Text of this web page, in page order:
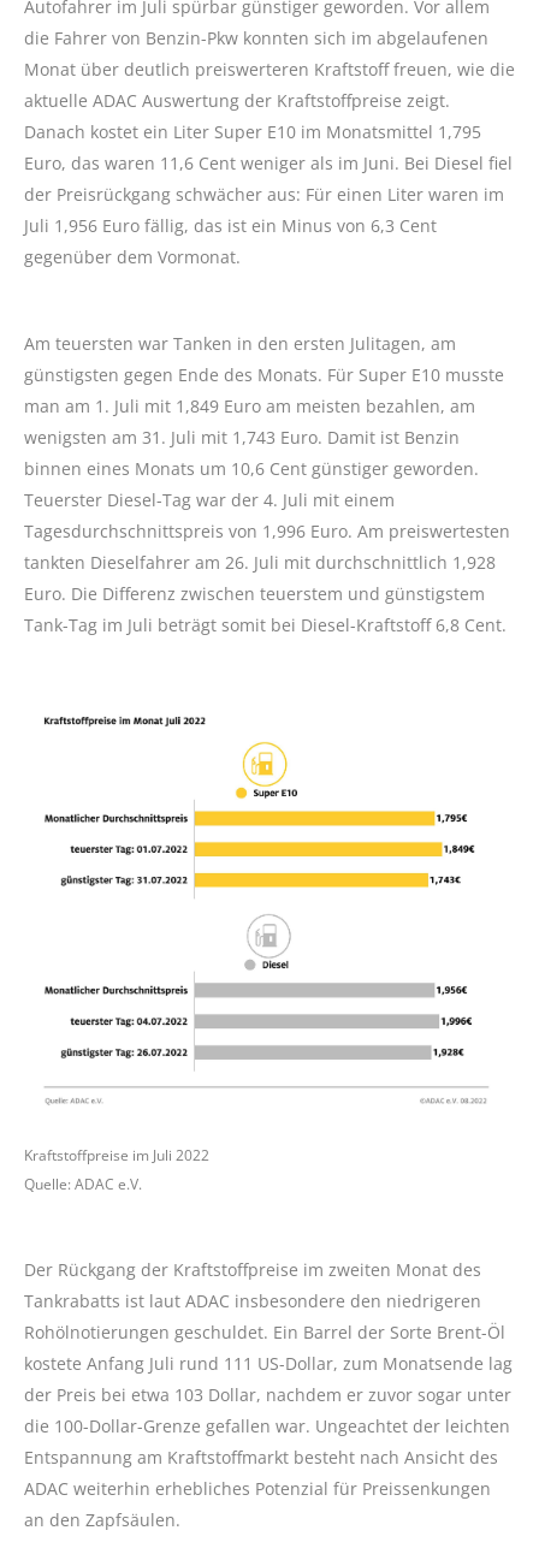
Autofahrer im Juli spürbar günstiger geworden. Vor allem
die Fahrer von Benzin-Pkw konnten sich im abgelaufenen
Monat über deutlich preiswerteren Kraftstoff freuen, wie die
aktuelle ADAC Auswertung der Kraftstoffpreise zeigt.
Danach kostet ein Liter Super E10 im Monatsmittel 1,795
Euro, das waren 11,6 Cent weniger als im Juni. Bei Diesel fiel
der Preisrückgang schwächer aus: Für einen Liter waren im
Juli 1,956 Euro fällig, das ist ein Minus von 6,3 Cent
gegenüber dem Vormonat.
Am teuersten war Tanken in den ersten Julitagen, am
günstigsten gegen Ende des Monats. Für Super E10 musste
man am 1. Juli mit 1,849 Euro am meisten bezahlen, am
wenigsten am 31. Juli mit 1,743 Euro. Damit ist Benzin
binnen eines Monats um 10,6 Cent günstiger geworden.
Teuerster Diesel-Tag war der 4. Juli mit einem
Tagesdurchschnittspreis von 1,996 Euro. Am preiswertesten
tankten Dieselfahrer am 26. Juli mit durchschnittlich 1,928
Euro. Die Differenz zwischen teuerstem und günstigstem
Tank-Tag im Juli beträgt somit bei Diesel-Kraftstoff 6,8 Cent.
Kraftstoffpreise im Juli 2022
Quelle: ADAC e.V.
Der Rückgang der Kraftstoffpreise im zweiten Monat des
Tankrabatts ist laut ADAC insbesondere den niedrigeren
Rohölnotierungen geschuldet. Ein Barrel der Sorte Brent-Öl
kostete Anfang Juli rund 111 US-Dollar, zum Monatsende lag
der Preis bei etwa 103 Dollar, nachdem er zuvor sogar unter
die 100-Dollar-Grenze gefallen war. Ungeachtet der leichten
Entspannung am Kraftstoffmarkt besteht nach Ansicht des
ADAC weiterhin erhebliches Potenzial für Preissenkungen
an den Zapfsäulen.